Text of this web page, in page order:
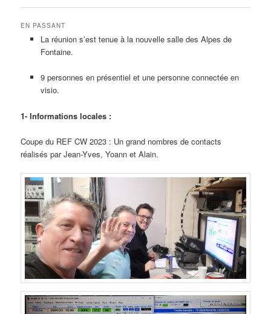
EN PASSANT
La réunion s’est tenue à la nouvelle salle des Alpes de
Fontaine.
9 personnes en présentiel et une personne connectée en
visio.
1- Informations locales :
Coupe du REF CW 2023 : Un grand nombres de contacts
réalisés par Jean-Yves, Yoann et Alain.